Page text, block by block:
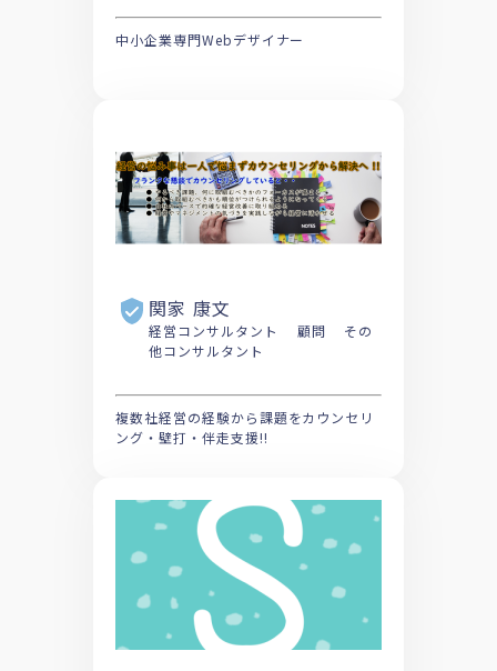
中小企業専門Webデザイナー
関家 康文
経営コンサルタント 顧問 その
他コンサルタント
複数社経営の経験から課題をカウンセリ
ング・壁打・伴走支援!!